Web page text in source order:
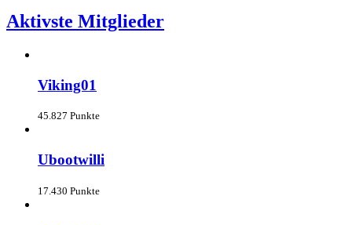
Aktivste Mitglieder
Viking01
45.827 Punkte
Ubootwilli
17.430 Punkte